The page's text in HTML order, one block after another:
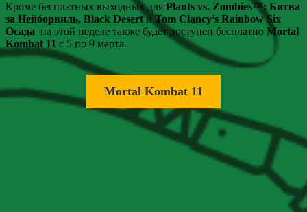
Кроме бесплатных выходных для Plants vs. Zombies™: Битва
за Нейборвиль, Black Desertи Tom Clancy’s Rainbow Six
Осада на этой неделе также будет доступен бесплатно Mortal
Kombat 11 c 5 по 9 марта.
Mortal Kombat 11